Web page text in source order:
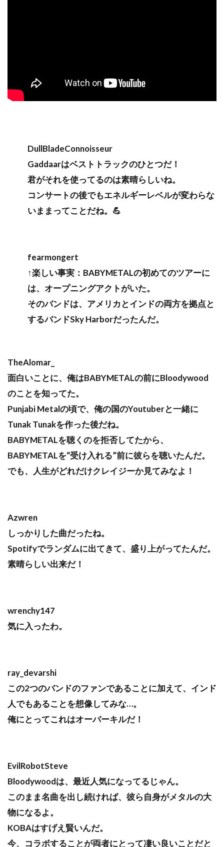
DullBladeConnoisseur
Gaddaarはベストトラックのひとつだ！
君がそれを使ってるのは素晴らしいね。
コンサートの後でもエネルギーレベルが変わらな
いままってことだね。💪
fearmongert
↑楽しい事実：BABYMETALの初めてのツアーに
は、オープニングアクトがいた。
そのバンドは、アメリカとインドの両方を拠点と
するバンドSky Harborだったんだ。
TheAlomar_
面白いことに、俺はBABYMETALの前にBloodywood
のことを知ってた。
Punjabi Metalの頃で、俺の国のYoutuberと一緒に
Tunak Tunakを作った後だね。
BABYMETALを聴くのを拒否してたから、
BABYMETALを“受け入れる”前に彼らを聴いたんだ。
でも、人生がどれだけクレイジーか見てみなよ！
Azwren
しっかりした曲だったね。
Spotifyでランダムに出てきて、盛り上がってたんだ。
素晴らしい出来だ！
wrenchy147
気に入ったわ。
ray_devarshi
この2つのバンドのファンであることに加えて、インド
人でもあることを想像してみな…。
俺にとってこれはオーバーキルだ！
EvilRobotSteve
Bloodywoodは、最近人気になってるじゃん。
このまま名曲を出し続ければ、彼ら自身がメタルの大
物になるよ。
KOBAはすげえ賢いんだ。
今、コラボすることが両者にとって凄い良いことだと